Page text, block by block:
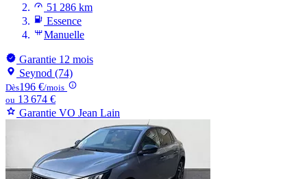
51 286 km
Essence
Manuelle
Garantie 12 mois
Seynod (74)
Dès196 €/mois
ou 13 674 €
Garantie VO Jean Lain